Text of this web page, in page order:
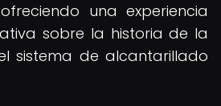
una experiencia
sobre la historia de la
sistema de alcantarillado